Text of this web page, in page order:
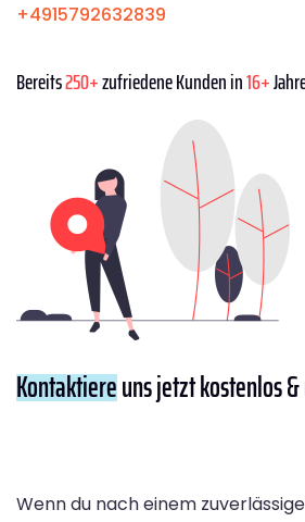
+4915792632839
Bereits250+zufriedene Kunden in16+
Kontaktiereuns jetzt kostenlos
Wenn du nach einem